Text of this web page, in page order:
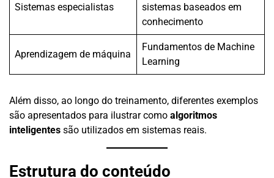
Sistemas especialistas
sistemas baseados em
conhecimento
Aprendizagem de máquina
Fundamentos de Machine
Learning
Além disso, ao longo do treinamento, diferentes exemplos
são apresentados para ilustrar como algoritmos
inteligentes são utilizados em sistemas reais.
Estrutura do conteúdo